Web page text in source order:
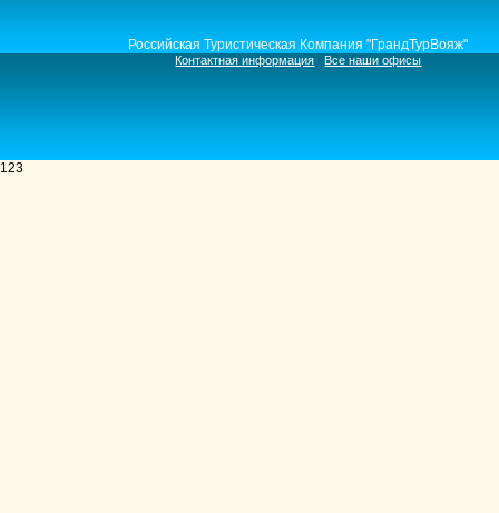
Российская Туристическая Компания "ГрандТурВояж"
Контактная информация |Все наши офисы
123